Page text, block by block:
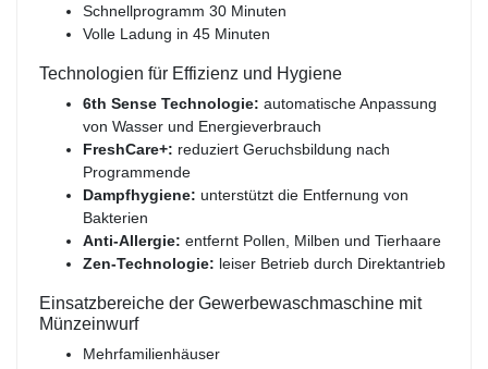
Schnellprogramm 30 Minuten
Volle Ladung in 45 Minuten
Technologien für Effizienz und Hygiene
6th Sense Technologie: automatische Anpassung
von Wasser und Energieverbrauch
FreshCare+: reduziert Geruchsbildung nach
Programmende
Dampfhygiene: unterstützt die Entfernung von
Bakterien
Anti-Allergie: entfernt Pollen, Milben und Tierhaare
Zen-Technologie: leiser Betrieb durch Direktantrieb
Einsatzbereiche der Gewerbewaschmaschine mit
Münzeinwurf
Mehrfamilienhäuser